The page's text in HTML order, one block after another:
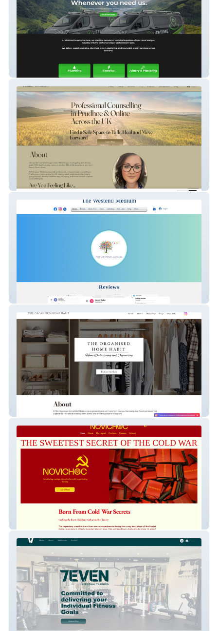
Lifetime Property
Pathway To Wellness
The Westend Medium
The Organised Home Habit